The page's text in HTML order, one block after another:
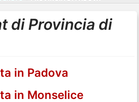
di Provincia di
in Padova
in Monselice